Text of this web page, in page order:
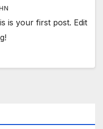
is your first post. Edit